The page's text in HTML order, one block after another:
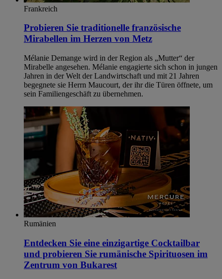
Frankreich
Probieren Sie traditionelle französische
Mirabellen im Herzen von Metz
Mélanie Demange wird in der Region als „Mutter“ der
Mirabelle angesehen. Mélanie engagierte sich schon in jungen
Jahren in der Welt der Landwirtschaft und mit 21 Jahren
begegnete sie Herrn Maucourt, der ihr die Türen öffnete, um
sein Familiengeschäft zu übernehmen.
Rumänien
Entdecken Sie eine einzigartige Cocktailbar
und probieren Sie rumänische Spirituosen im
Zentrum von Bukarest